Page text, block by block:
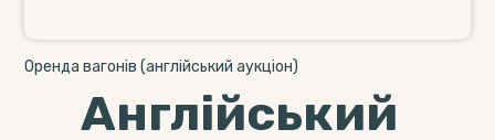
Оренда вагонів (англійський аукціон)
Англійський